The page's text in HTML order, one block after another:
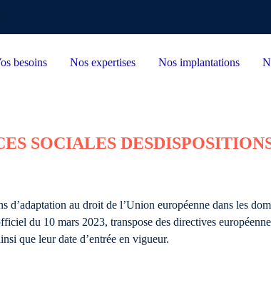
besoins Nos expertises Nos implantations
SOCIALES
au droit de l’Union européenne dans les
du 10 mars 2023, transpose des directives
que leur date d’entrée en vigueur.